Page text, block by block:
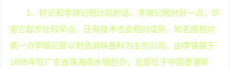
1、好记和李锦记相比较的话，李锦记相对好一点，毕
竟它起步比较早点，还有技术也会相对成熟，知名度相对
高一点李锦记是以制造调味酱料为主的公司，由李锦裳于
1888年在广东省珠海南水镇创办，总部位于中国香港新